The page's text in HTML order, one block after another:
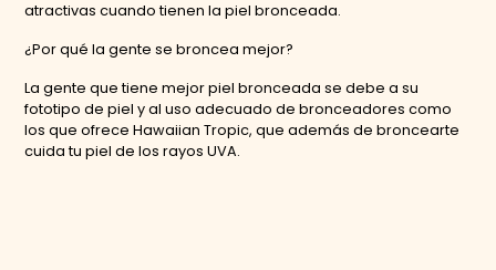
atractivas cuando tienen la piel bronceada.
¿Por qué la gente se broncea mejor?
La gente que tiene mejor piel bronceada se debe a su
fototipo de piel y al uso adecuado de bronceadores como
los que ofrece Hawaiian Tropic, que además de broncearte
cuida tu piel de los rayos UVA.